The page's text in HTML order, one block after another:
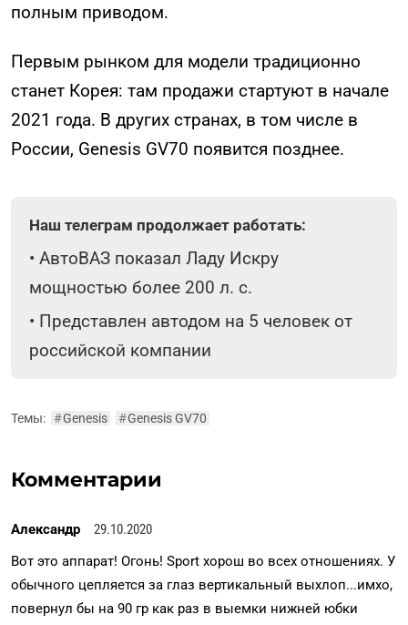
полным приводом.
Первым рынком для модели традиционно
станет Корея: там продажи стартуют в начале
2021 года. В других странах, в том числе в
России, Genesis GV70 появится позднее.
Наш телеграм продолжает работать:
• АвтоВАЗ показал Ладу Искру
мощностью более 200 л. с.
• Представлен автодом на 5 человек от
российской компании
Темы: #Genesis #Genesis GV70
Комментарии
Александр
29.10.2020
Вот это аппарат! Огонь! Sport хорош во всех отношениях. У
обычного цепляется за глаз вертикальный выхлоп...имхо,
повернул бы на 90 гр как раз в выемки нижней юбки